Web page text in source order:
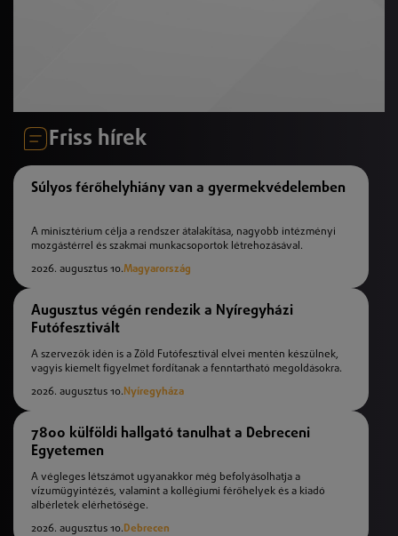
Friss hírek
Súlyos férőhelyhiány van a gyermekvédelemben
A minisztérium célja a rendszer átalakítása, nagyobb intézményi
mozgástérrel és szakmai munkacsoportok létrehozásával.
2026. augusztus 10.Magyarország
Augusztus végén rendezik a Nyíregyházi
Futófesztivált
A szervezők idén is a Zöld Futófesztivál elvei mentén készülnek,
vagyis kiemelt figyelmet fordítanak a fenntartható megoldásokra.
2026. augusztus 10. Nyíregyháza
7800 külföldi hallgató tanulhat a Debreceni
Egyetemen
A végleges létszámot ugyanakkor még befolyásolhatja a
vízumügyintézés, valamint a kollégiumi férőhelyek és a kiadó
albérletek elérhetősége.
2026. augusztus 10.Debrecen